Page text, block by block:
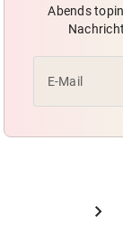
Abends
E-Mail
chevron_right